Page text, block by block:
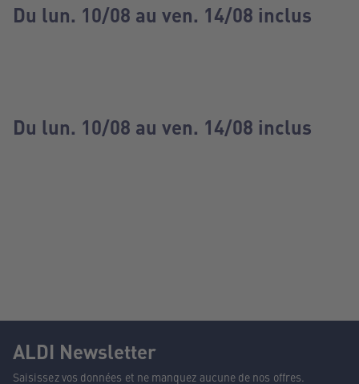
Du lun. 10/08 au ven. 14/08 inclus
Du lun. 10/08 au ven. 14/08 inclus
ALDI Newsletter
Saisissez vos données et ne manquez aucune de nos offres.